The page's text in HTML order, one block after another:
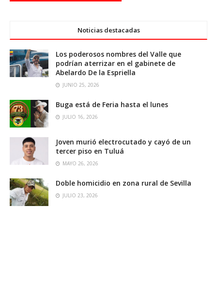
Noticias destacadas
Los poderosos nombres del Valle que
podrían aterrizar en el gabinete de
Abelardo De la Espriella
JUNIO 25, 2026
Buga está de Feria hasta el lunes
JULIO 16, 2026
Joven murió electrocutado y cayó de un
tercer piso en Tuluá
MAYO 26, 2026
Doble homicidio en zona rural de Sevilla
JULIO 23, 2026